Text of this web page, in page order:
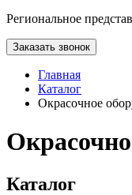
Региональное
Заказать звонок
Главная
Каталог
Окрасочное
Каталог